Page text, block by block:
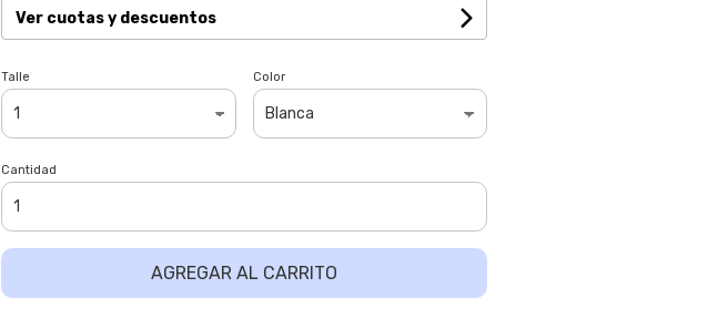
Ver cuotas y descuentos
Talle Color
Cantidad
AGREGAR AL CARRITO